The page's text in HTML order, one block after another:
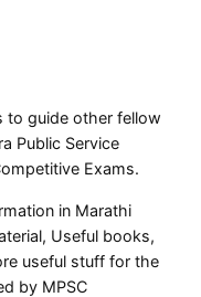
to guide other fellow
Public Service
Exams.
in Marathi
Useful books,
useful stuff for the
by MPSC